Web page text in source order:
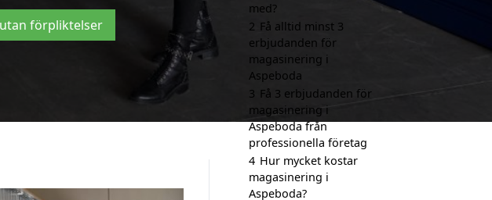
förpliktelser
med?
2 Få alltid minst 3
erbjudanden för
magasinering i
Aspeboda
3 Få 3 erbjudanden för
magasinering i
Aspeboda från
professionella företag
4 Hur mycket kostar
magasinering i
Aspeboda?